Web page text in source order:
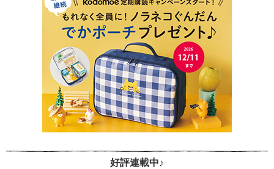
好評連載中♪